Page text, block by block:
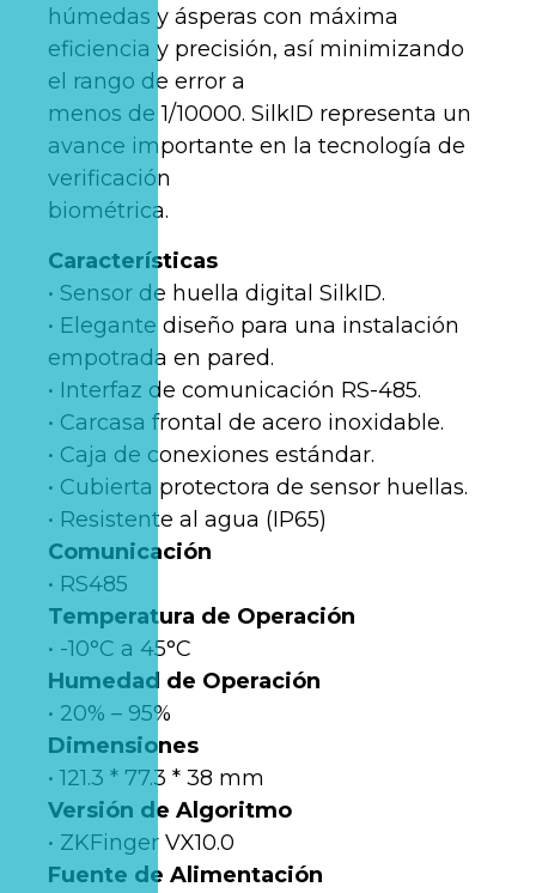
húmedas y ásperas con máxima
eficiencia y precisión, así minimizando
el rango de error a
menos de 1/10000. SilkID representa un
avance importante en la tecnología de
verificación
biométrica.
Características
• Sensor de huella digital SilkID.
• Elegante diseño para una instalación
empotrada en pared.
• Interfaz de comunicación RS-485.
• Carcasa frontal de acero inoxidable.
• Caja de conexiones estándar.
• Cubierta protectora de sensor huellas.
• Resistente al agua (IP65)
Comunicación
• RS485
Temperatura de Operación
• -10°C a 45°C
Humedad de Operación
• 20% – 95%
Dimensiones
• 121.3 * 77.3 * 38 mm
Versión de Algoritmo
• ZKFinger VX10.0
Fuente de Alimentación